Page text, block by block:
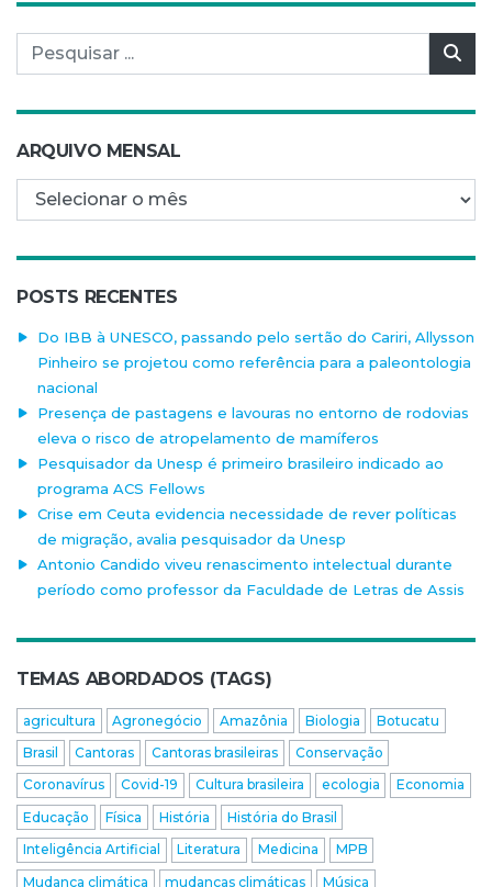
Pesquisar por:
ARQUIVO MENSAL
Arquivo mensal
POSTS RECENTES
Do IBB à UNESCO, passando pelo sertão do Cariri, Allysson
Pinheiro se projetou como referência para a paleontologia
nacional
Presença de pastagens e lavouras no entorno de rodovias
eleva o risco de atropelamento de mamíferos
Pesquisador da Unesp é primeiro brasileiro indicado ao
programa ACS Fellows
Crise em Ceuta evidencia necessidade de rever políticas
de migração, avalia pesquisador da Unesp
Antonio Candido viveu renascimento intelectual durante
período como professor da Faculdade de Letras de Assis
TEMAS ABORDADOS (TAGS)
agricultura Agronegócio Amazônia Biologia
Botucatu
Brasil
Cantoras Cantoras brasileiras
Conservação
Coronavírus
Covid-19 Cultura brasileira ecologia
Economia
Educação
Física História
História do Brasil
Inteligência Artificial
Literatura Medicina
MPB
Mudança climática
mudanças climáticas
Música